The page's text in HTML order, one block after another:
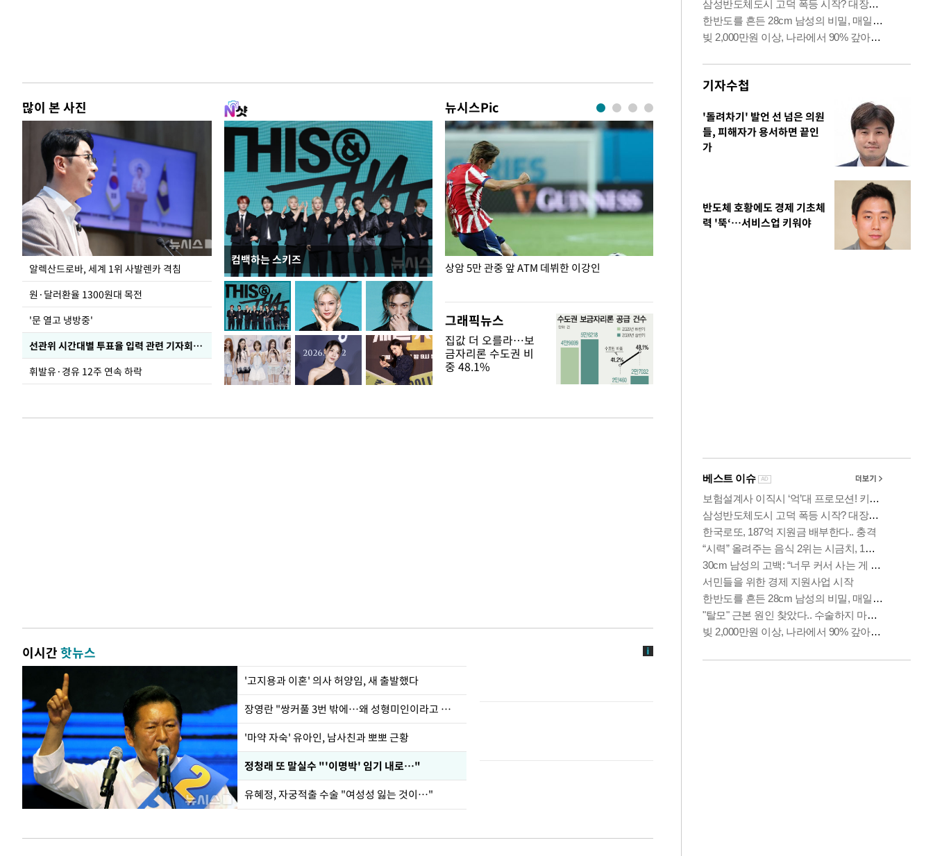
많이 본 사진
알렉산드로바, 세계 1위 사발렌카 격침
원·달러환율 1300원대 목전
'문 열고 냉방중'
선관위 시간대별 투표율 입력 관련 기자회견하는 주진우 의원
휘발유·경유 12주 연속 하락
컴백하는 스키즈
뉴시스Pic
폭염 속 주말 풍경은? 상암 5만 관중 앞 ATM 데뷔한 이강인
그래픽뉴스
집값 더 오를라…보
금자리론 수도권 비
중 48.1%
이시간핫뉴스
'고지용과 이혼' 의사 허양임, 새 출발했다
장영란 "쌍커풀 3번 밖에…왜 성형미인이라고 하냐"
'마약 자숙' 유아인, 남사친과 뽀뽀 근황
정청래 또 말실수 "'이명박' 임기 내로…"
유혜정, 자궁적출 수술 "여성성 잃는 것이…"
기자수첩
'돌려차기' 발언 선 넘은 의원
들, 피해자가 용서하면 끝인
가
반도체 호황에도 경제 기초체
력 '뚝‘…서비스업 키워야